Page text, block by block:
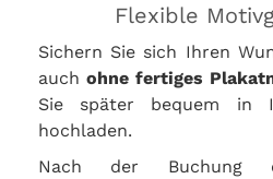
Flexible
Sichern Sie sich Ihren
auch ohne fertiges
Sie später bequem in
hochladen.
Nach der Buchung